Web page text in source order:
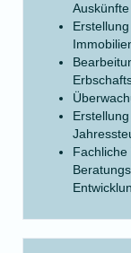
Auskünfte